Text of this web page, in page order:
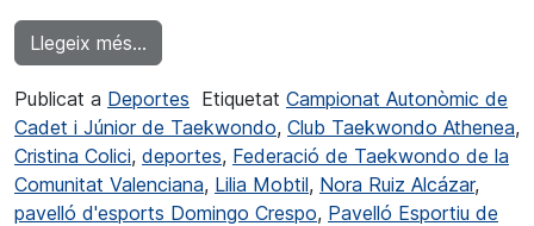
Llegeix més…
Publicat a Deportes Etiquetat Campionat Autonòmic de
Cadet i Júnior de Taekwondo, Club Taekwondo Athenea,
Cristina Colici, deportes, Federació de Taekwondo de la
Comunitat Valenciana, Lilia Mobtil, Nora Ruiz Alcázar,
pavelló d'esports Domingo Crespo, Pavelló Esportiu de